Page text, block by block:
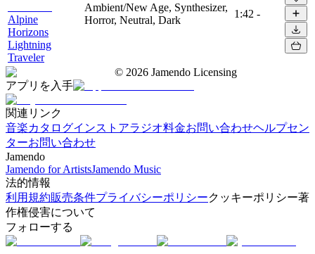
Alpine
Horizons
Lightning
Traveler
Ambient/New Age, Synthesizer,
Horror, Neutral, Dark
1:42 -
© 2026 Jamendo Licensing
アプリを入手
関連リンク
音楽カタログインストアラジオ料金お問い合わせヘルプセン
ターお問い合わせ
Jamendo
Jamendo for ArtistsJamendo Music
法的情報
利用規約販売条件プライバシーポリシークッキーポリシー著
作権侵害について
フォローする